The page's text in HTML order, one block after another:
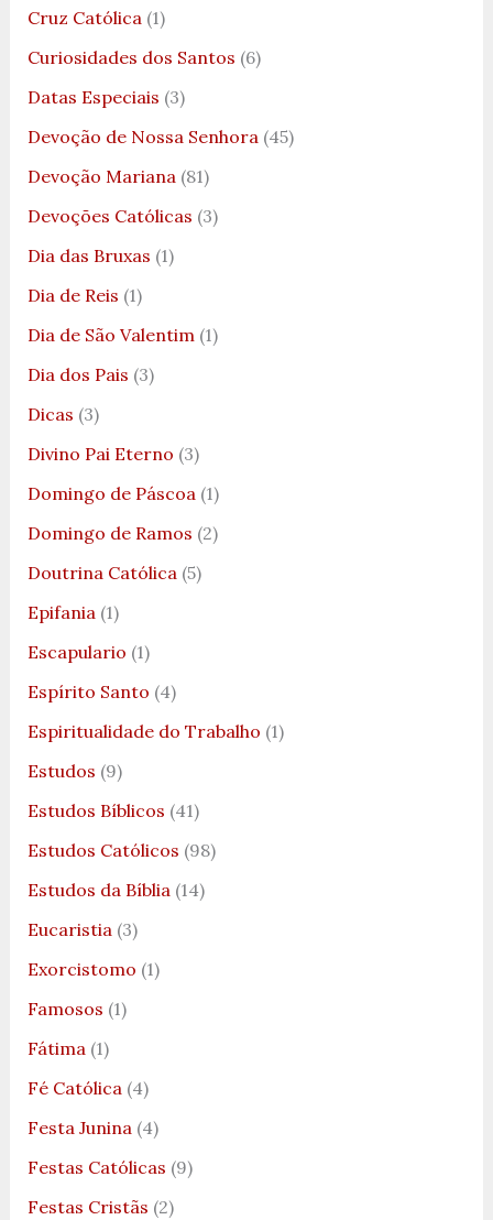
Cruz Católica(1)
Curiosidades dos Santos (6)
Datas Especiais (3)
Devoção de Nossa Senhora(45)
Devoção Mariana(81)
Devoções Católicas (3)
Dia das Bruxas (1)
Dia de Reis (1)
Dia de São Valentim(1)
Dia dos Pais (3)
Dicas (3)
Divino Pai Eterno (3)
Domingo de Páscoa(1)
Domingo de Ramos (2)
Doutrina Católica(5)
Epifania(1)
Escapulario (1)
Espírito Santo (4)
Espiritualidade do Trabalho (1)
Estudos (9)
Estudos Bíblicos (41)
Estudos Católicos (98)
Estudos da Bíblia(14)
Eucaristia(3)
Exorcistomo (1)
Famosos (1)
Fátima(1)
Fé Católica(4)
Festa Junina(4)
Festas Católicas (9)
Festas Cristãs (2)